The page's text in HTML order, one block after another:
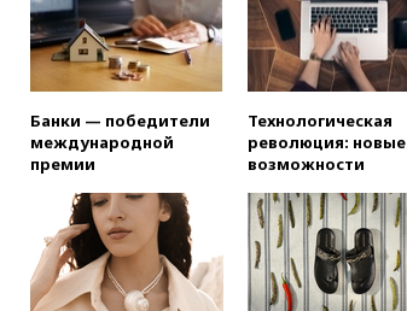
Банки — победители
международной
премии
Технологическая
революция: новые
возможности